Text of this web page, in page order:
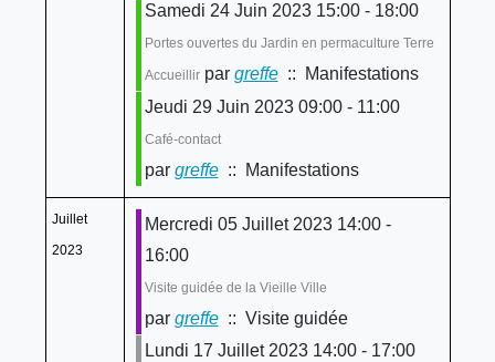
Samedi 24 Juin 2023 15:00 - 18:00
Portes ouvertes du Jardin en permaculture Terre
Accueillirpar greffe:: Manifestations
Jeudi 29 Juin 2023 09:00 - 11:00
Café-contact
par greffe:: Manifestations
Juillet
2023
Mercredi 05 Juillet 2023 14:00 -
16:00
Visite guidée de la Vieille Ville
par greffe:: Visite guidée
Lundi 17 Juillet 2023 14:00 - 17:00